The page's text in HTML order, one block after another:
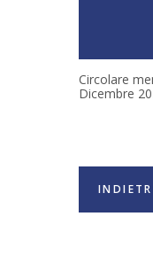
Circolare
Dicembre